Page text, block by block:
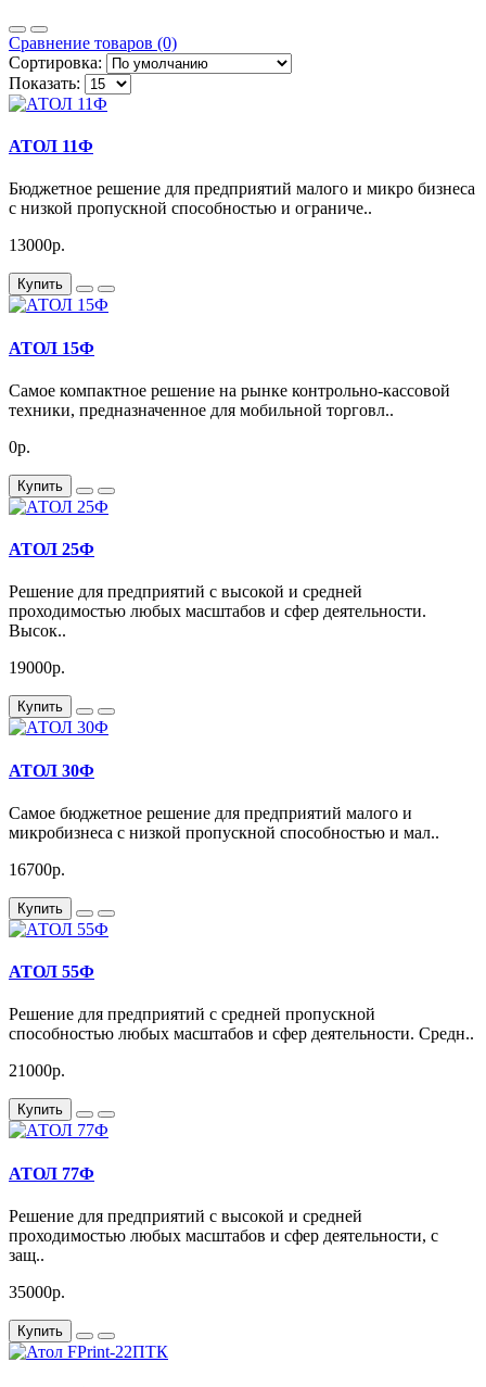
Сравнение товаров (0)
Сортировка:
Показать:
АТОЛ 11Ф
Бюджетное решение для предприятий малого и микро бизнеса
с низкой пропускной способностью и ограниче..
13000р.
Купить
АТОЛ 15Ф
Самое компактное решение на рынке контрольно-кассовой
техники, предназначенное для мобильной торговл..
0р.
Купить
АТОЛ 25Ф
Решение для предприятий с высокой и средней
проходимостью любых масштабов и сфер деятельности.
Высок..
19000р.
Купить
АТОЛ 30Ф
Самое бюджетное решение для предприятий малого и
микробизнеса с низкой пропускной способностью и мал..
16700р.
Купить
АТОЛ 55Ф
Решение для предприятий с средней пропускной
способностью любых масштабов и сфер деятельности. Средн..
21000р.
Купить
АТОЛ 77Ф
Решение для предприятий с высокой и средней
проходимостью любых масштабов и сфер деятельности, с
защ..
35000р.
Купить